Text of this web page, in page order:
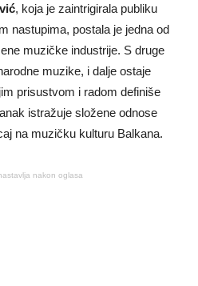
, koja je zaintrigirala publiku
nastupima, postala je jedna od
muzičke industrije. S druge
muzike, i dalje ostaje
prisustvom i radom definiše
istražuje složene odnose
na muzičku kulturu Balkana.
nakon oglasa